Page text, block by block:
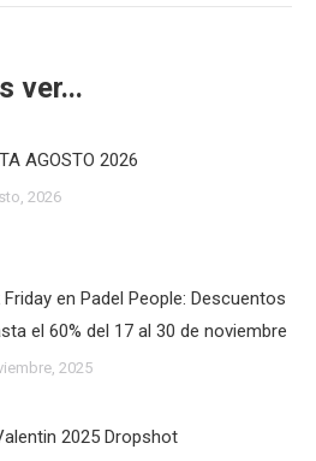
ver...
AGOSTO 2026
2026
Friday en Padel People: Descuentos
el 60% del 17 al 30 de noviembre
2025
2025 Dropshot